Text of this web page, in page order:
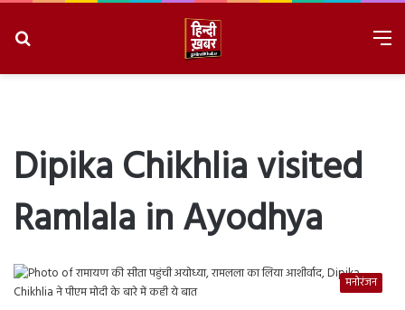
Dipika Chikhlia visited
Ramlala in Ayodhya
मनोरंजन